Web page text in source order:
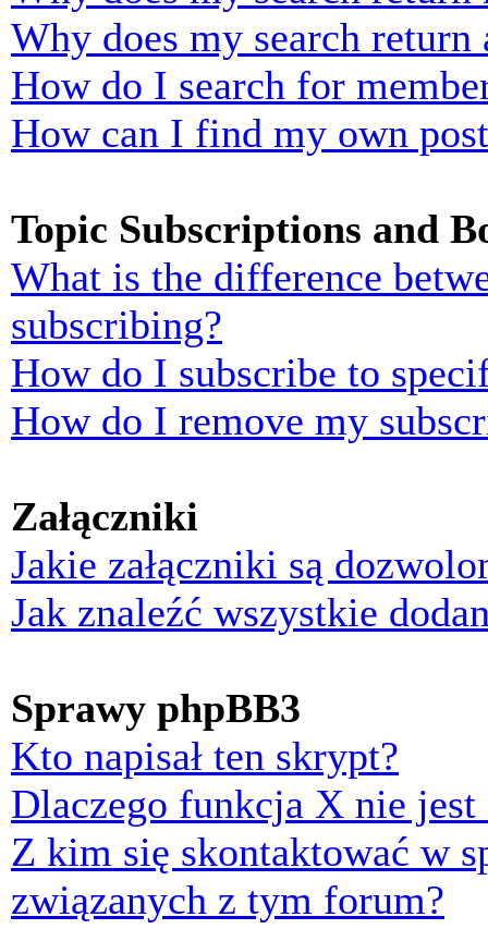
Why does my search return
How do I search for
How can I find my own
Topic Subscriptions and
What is the difference
subscribing?
How do I subscribe to
How do I remove my
Załączniki
Jakie załączniki są
Jak znaleźć wszystkie
Sprawy phpBB3
Kto napisał ten skrypt?
Dlaczego funkcja X nie jest
Z kim się skontaktować w
związanych z tym forum?